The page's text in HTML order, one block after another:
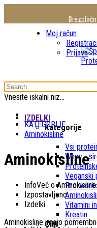
Moj račun
Prijava
IZDELKI
Kategorije
Vsi
Whey -
Veganski
Pre-
Vitamini
Kreatin
Cilji
Vnesite iskalni niz...
KATEGORIJE
Aminokisline
Aminokisline
InfoVeč o Aminokisline
Izpostavljeno
Izdelki
Aminokisline imajo